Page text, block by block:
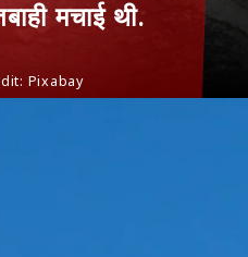
Pixabay
मचाई थी.